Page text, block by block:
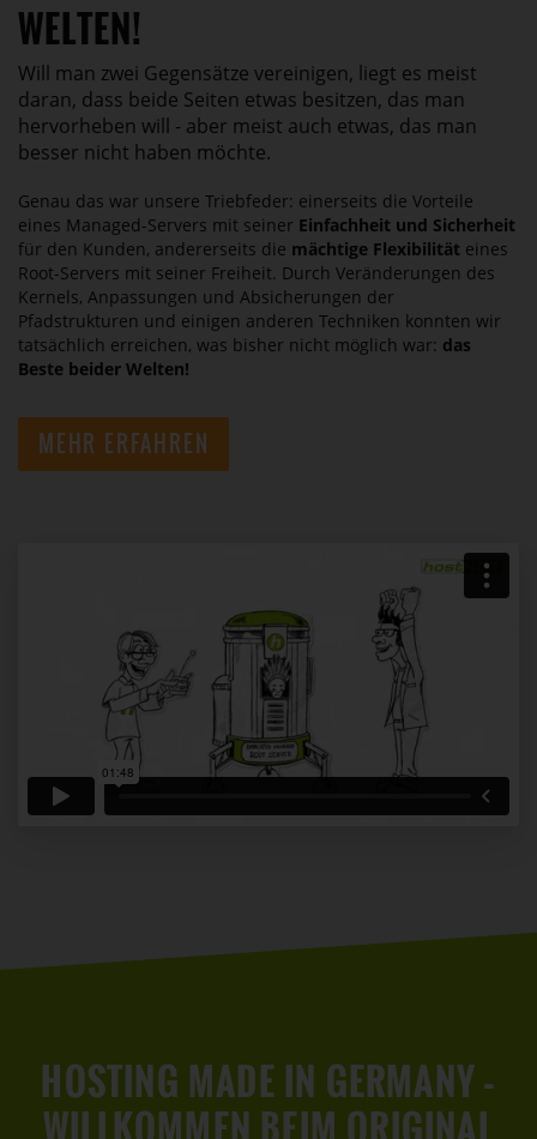
WELTEN!
Will man zwei Gegensätze vereinigen, liegt es meist
daran, dass beide Seiten etwas besitzen, das man
hervorheben will - aber meist auch etwas, das man
besser nicht haben möchte.
Genau das war unsere Triebfeder: einerseits die Vorteile
eines Managed-Servers mit seiner Einfachheit und Sicherheit
für den Kunden, andererseits die mächtige Flexibilität eines
Root-Servers mit seiner Freiheit. Durch Veränderungen des
Kernels, Anpassungen und Absicherungen der
Pfadstrukturen und einigen anderen Techniken konnten wir
tatsächlich erreichen, was bisher nicht möglich war: das
Beste beider Welten!
MEHR ERFAHREN
HOSTING MADE IN GERMANY –